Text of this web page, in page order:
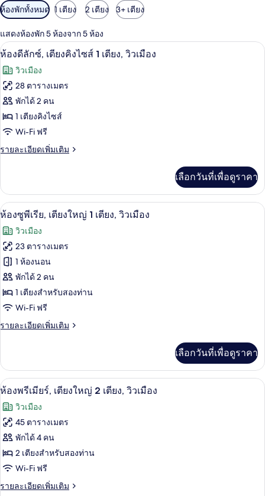
ตัว
กรอง
ที่
มี
ให้
สำหรับ
ห้อง
พัก
ห้องพักทั้งหมด 1 เตียง 2 เตียง 3+ เตียง
แสดงห้องพัก 5 ห้องจาก 5 ห้อง
เปิด
ภาพถ่าย
ทั้งหมด
ของ
ห้อง
ดี
ลัก
เตียง
คิง
ไซส์
1
เตียง,
วิว
เมือง
ห้องดีลักซ์, เตียงคิงไซส์ 1 เตียง, วิวเ
5
ห้องดีลักซ์, เตียงคิงไซส์ 1 เตียง, วิวเมือง
วิวเมือง
28 ตารางเมตร
พักได้ 2 คน
1 เตียงคิงไซส์
Wi-Fi ฟรี
รายละเอียดเพิ่มเติม
ราย
เกี่ยว
กับ
ห้อง
ลัก
ซ์,
เตียง
คิง
ไซส์
เตียง,
วิว
เลือกวันที่เพื่อดูราคา
เปิด
ภาพถ่าย
ทั้งหมด
ของ
ห้อง
ซู
พี
เรีย,
ใหญ่
1
เตียง,
วิว
เมือง
ห้องซูพีเรีย, เตียงใหญ่ 1 เตียง, วิวเมื
7
ห้องซูพีเรีย, เตียงใหญ่ 1 เตียง, วิวเมือง
วิวเมือง
23 ตารางเมตร
1 ห้องนอน
พักได้ 2 คน
1 เตียงสำหรับสองท่าน
Wi-Fi ฟรี
รายละเอียดเพิ่มเติม
ราย
เกี่ยว
กับ
ห้อง
พี
เรีย,
เตียง
ใหญ่
เตียง,
วิว
เมือง
เลือกวันที่เพื่อดูราคา
เปิด
ภาพถ่าย
ทั้งหมด
ของ
ห้อง
พรีเมียร์,
เตียง
ห้องพรีเมียร์, เตียงใหญ่ 2 เตียง, วิวเ
6
ห้องพรีเมียร์, เตียงใหญ่ 2 เตียง, วิวเมือง
วิวเมือง
45 ตารางเมตร
พักได้ 4 คน
2 เตียงสำหรับสองท่าน
Wi-Fi ฟรี
รายละเอียดเพิ่มเติม
ราย